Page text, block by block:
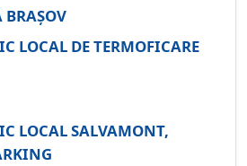
LOCAL DE TERMOFICARE
LOCAL SALVAMONT,